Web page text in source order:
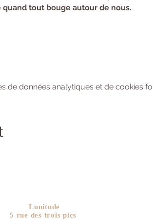
tout bouge autour de nous.
de données analytiques et de cookies
Lunitude
5 rue des trois pics